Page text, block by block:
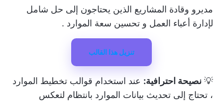
مديرو وقادة المشاريع الذين يحتاجون إلى حل شامل
لإدارة أعباء العمل و تحسين سعة الموارد .
تنزيل هذا القالب
💡 نصيحة احترافية: عند استخدام قوالب تخطيط الموارد
، تحتاج إلى تحديث بيانات الموارد بانتظام لتعكس